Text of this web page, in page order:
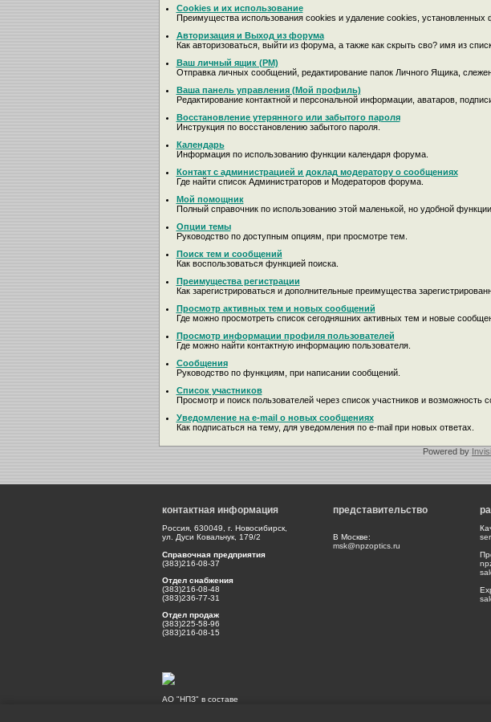
Cookies и их использование
Преимущества использования cookies и удаление cookies, установленных
Авторизация и Выход из форума
Как авторизоваться, выйти из форума, а также как скрыть сво? имя из
Ваш личный ящик (PM)
Отправка личных сообщений, редактирование папок Личного Ящика,
Ваша панель управления (Мой профиль)
Редактирование контактной и персональной информации, аватаров,
Восстановление утерянного или забытого пароля
Инструкция по восстановлению забытого пароля.
Календарь
Информация по использованию функции календаря форума.
Контакт с администрацией и доклад модератору о сообщениях
Где найти список Администраторов и Модераторов форума.
Мой помощник
Полный справочник по использованию этой маленькой, но удобной функции.
Опции темы
Руководство по доступным опциям, при просмотре тем.
Поиск тем и сообщений
Как воспользоваться функцией поиска.
Преимущества регистрации
Как зарегистрироваться и дополнительные преимущества
Просмотр активных тем и новых сообщений
Где можно просмотреть список сегодняшних активных тем и новые
Просмотр информации профиля пользователей
Где можно найти контактную информацию пользователя.
Сообщения
Руководство по функциям, при написании сообщений.
Список участников
Просмотр и поиск пользователей через список участников и возможность
Уведомление на e-mail о новых сообщениях
Как подписаться на тему, для уведомления по e-mail при новых ответах.
Powered by
контактная информация
Россия, 630049, г. Новосибирск,
ул. Дуси Ковальчук, 179/2
Справочная предприятия
(383)216-08-37
Отдел снабжения
(383)216-08-48
(383)236-77-31
Отдел продаж
(383)225-58-96
(383)216-08-15
представительство
В Москве:
msk@npzoptics.ru
АО "НПЗ" в составе